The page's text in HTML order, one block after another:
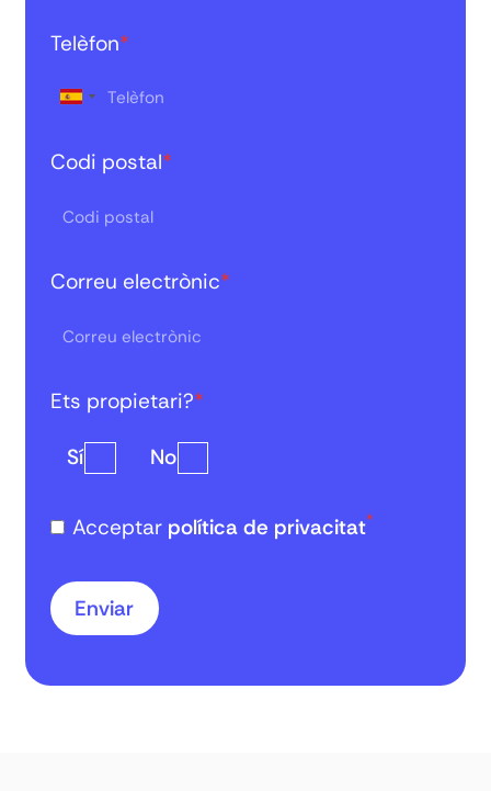
Telèfon*
Codi postal*
Correu electrònic*
Ets propietari?*
Sí No
Acceptar política de privacitat*